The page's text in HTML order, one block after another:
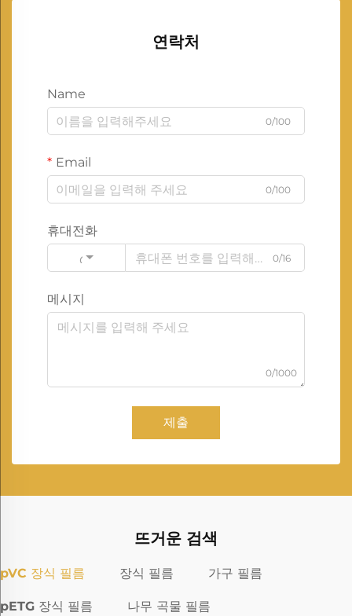
연락처
Name
0/100
Email
0/100
휴대전화
Code
0/16
메시지
0/1000
제출
뜨거운 검색
pVC 장식 필름 장식 필름 가구 필름
pETG 장식 필름 나무 곡물 필름